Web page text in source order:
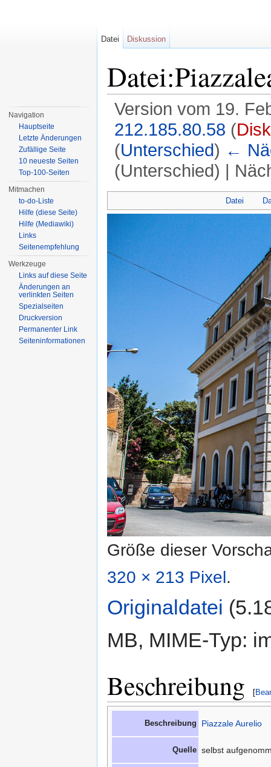
Version vom 19.
212.185.80.58 (
(Unterschied) ←
(Unterschied) |
Datei
Größe dieser
320 × 213 Pixel.
Originaldatei
MB, MIME-Typ:
Beschreibung [
Beschreibung Piazzale Aurelio
Quelle selbst
Datei Diskussion
Navigation
Hauptseite
Letzte Änderungen
Zufällige Seite
10 neueste Seiten
Top-100-Seiten
Mitmachen
to-do-Liste
Hilfe (diese Seite)
Hilfe (Mediawiki)
Links
Seitenempfehlung
Werkzeuge
Links auf diese Seite
Änderungen an
verlinkten Seiten
Spezialseiten
Druckversion
Permanenter Link
Seiteninformationen